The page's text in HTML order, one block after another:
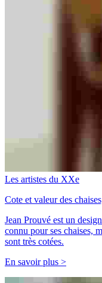
Les artistes du XXe
Cote et valeur des
Jean Prouvé est un
connu pour ses chaises,
sont très cotées.
En savoir plus >